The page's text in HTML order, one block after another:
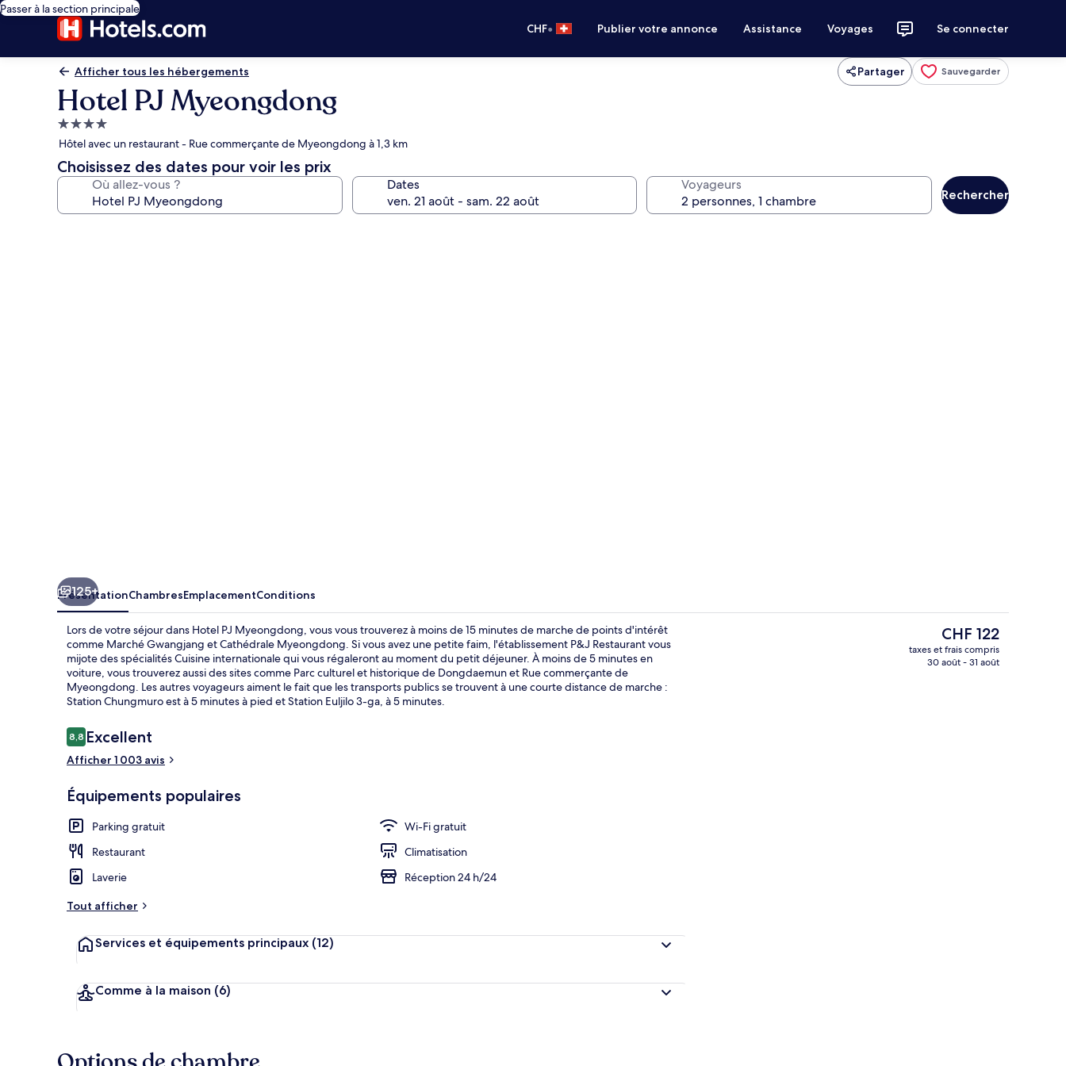
Passer à la section principale
CHF• Publier votre annonce Assistance Voyages Se connecter
Afficher tous les hébergements Partager Sauvegarder
Hotel PJ Myeongdong
Hébergement
4.0 étoiles
Hôtel avec un restaurant - Rue commerçante de Myeongdong à 1,3 km
Choisissez des dates pour voir les prix
Où allez-vous ? Dates Voyageurs
Rechercher
125+
PrésentationChambresEmplacementConditions
Lors de votre séjour dans Hotel PJ Myeongdong, vous vous trouverez à moins de 15 minutes de marche de points d'intérêt
comme Marché Gwangjang et Cathédrale Myeongdong. Si vous avez une petite faim, l'établissement P&J Restaurant vous
mijote des spécialités Cuisine internationale qui vous régaleront au moment du petit déjeuner. À moins de 5 minutes en
voiture, vous trouverez aussi des sites comme Parc culturel et historique de Dongdaemun et Rue commerçante de
Myeongdong. Les autres voyageurs aiment le fait que les transports publics se trouvent à une courte distance de marche :
Station Chungmuro est à 5 minutes à pied et Station Euljilo 3-ga, à 5 minutes.
Avis
voyageurs
8,88,8 sur 10
Excellent
Afficher 1 003 avis
Équipements populaires
Parking gratuit
Wi-Fi gratuit
Restaurant
Climatisation
Laverie
Réception 24 h/24
Tout afficher
Services et équipements principaux (12)
Comme à la maison (6)
Le
prix
actuel
CHF 122
taxes et frais compris
30 août - 31 août